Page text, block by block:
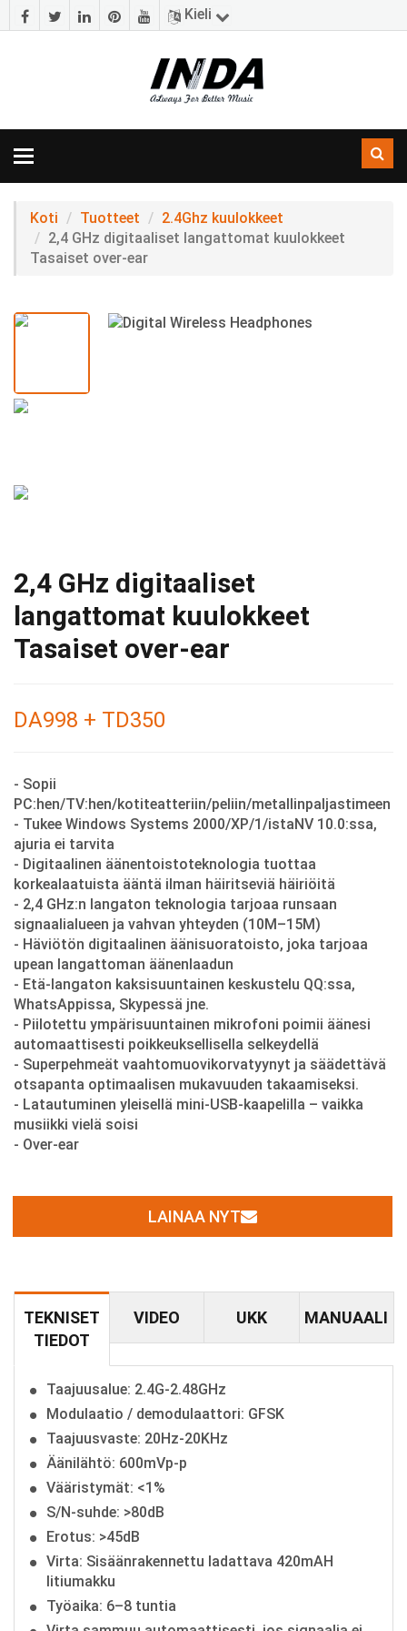
Kieli
Navigoinnin
Koti Tuotteet
2.4Ghz kuulokkeet
2,4 GHz digitaaliset langattomat kuulokkeet
Tasaiset over-ear
2,4 GHz digitaaliset
langattomat kuulokkeet
Tasaiset over-ear
DA998 + TD350
- Sopii
PC:hen/TV:hen/kotiteatteriin/peliin/metallinpaljastimeen
- Tukee Windows Systems 2000/XP/1/istaNV 10.0:ssa,
ajuria ei tarvita
- Digitaalinen äänentoistoteknologia tuottaa
korkealaatuista ääntä ilman häiritseviä häiriöitä
- 2,4 GHz:n langaton teknologia tarjoaa runsaan
signaalialueen ja vahvan yhteyden (10M–15M)
- Häviötön digitaalinen äänisuoratoisto, joka tarjoaa
upean langattoman äänenlaadun
- Etä-langaton kaksisuuntainen keskustelu QQ:ssa,
WhatsAppissa, Skypessä jne.
- Piilotettu ympärisuuntainen mikrofoni poimii äänesi
automaattisesti poikkeuksellisella selkeydellä
- Superpehmeät vaahtomuovikorvatyynyt ja säädettävä
otsapanta optimaalisen mukavuuden takaamiseksi.
- Latautuminen yleisellä mini-USB-kaapelilla – vaikka
musiikki vielä soisi
- Over-ear
LAINAA NYT
TEKNISET
TIEDOT
VIDEO UKK MANUAALI
Taajuusalue: 2.4G-2.48GHz
Modulaatio / demodulaattori: GFSK
Taajuusvaste: 20Hz-20KHz
Äänilähtö: 600mVp-p
Vääristymät: <1%
S/N-suhde: >80dB
Erotus: >45dB
Virta: Sisäänrakennettu ladattava 420mAH
litiumakku
Työaika: 6–8 tuntia